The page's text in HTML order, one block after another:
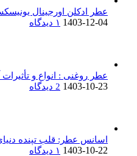
عطر ادکلن اورجینال
1403-12-04 ۱ دیدگاه
عطر روغنی : انواع و
1403-10-23 2 دیدگاه
اسانس عطر: قلب تپنده
1403-10-22 ۱ دیدگاه